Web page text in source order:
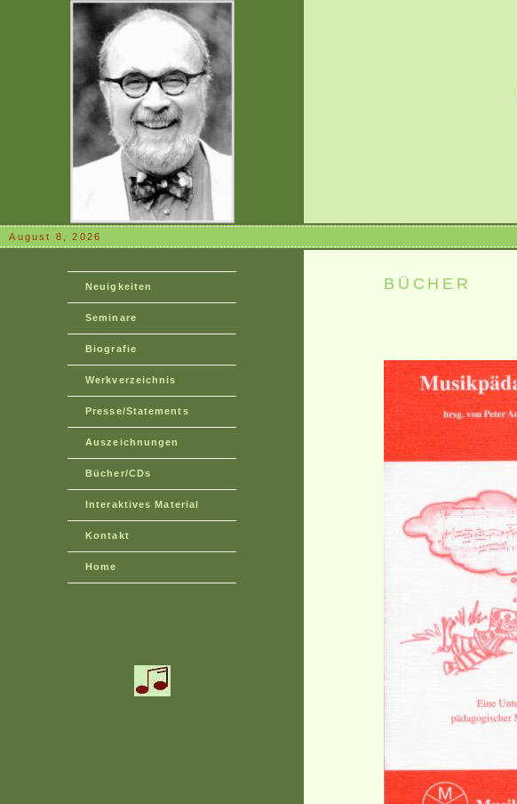
August 8, 2026
Neuigkeiten
Seminare
Biografie
Werkverzeichnis
Presse/Statements
Auszeichnungen
Bücher/CDs
Interaktives Material
Kontakt
Home
BÜCHER